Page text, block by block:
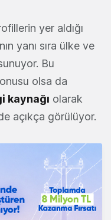
yer aldığı
yanı sıra ülke ve
Bu
olsa da
kaynağı olarak
açıkça görülüyor.